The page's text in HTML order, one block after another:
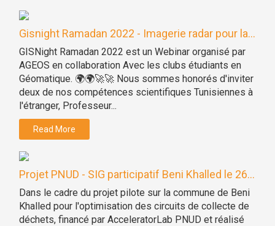
Gisnight Ramadan 2022 - Imagerie radar pour la...
GISNight Ramadan 2022 est un Webinar organisé par
AGEOS en collaboration Avec les clubs étudiants en
Géomatique. 🌍🌍🚀🚀 Nous sommes honorés d'inviter
deux de nos compétences scientifiques Tunisiennes à
l'étranger, Professeur...
Read More
Projet PNUD - SIG participatif Beni Khalled le 26...
Dans le cadre du projet pilote sur la commune de Beni
Khalled pour l'optimisation des circuits de collecte de
déchets, financé par AcceleratorLab PNUD et réalisé